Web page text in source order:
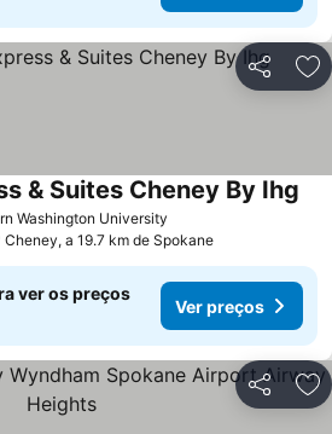
Partilhar
Washington University
& Suites Cheney By Ihg
Cheney, a 19.7 km de Spokane
ver os preços
Ver preços
Partilhar